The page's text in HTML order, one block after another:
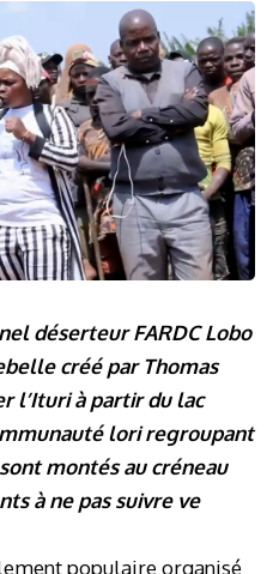
déserteur FARDC Lobo
créé par Thomas
l’Ituri à partir du lac
lori regroupant
montés au créneau
à ne pas suivre ve
populaire organisé